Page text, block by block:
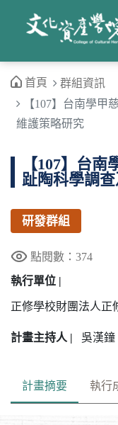
首頁
群組資訊
【107】台南學甲
維護策略研究
【107】台
趾陶科學調
研發群組
點閱數：374
執行單位 |
正修學校財團法人正
計畫主持人 | 吳漢鐘
計畫摘要 執行